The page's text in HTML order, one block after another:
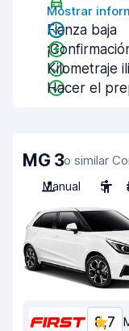
Mostrar
Fianza baja
Kilometraje
Hacer el
MG 3o similar
Manual
5
8,7